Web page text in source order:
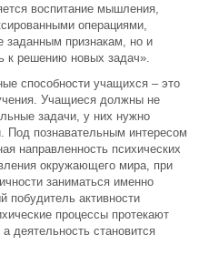
воспитание мышления,
операциями,
признакам, но и
к решению новых задач».
способности учащихся – это
Учащиеся должны не
задачи, у них нужно
Под познавательным интересом
направленность психических
окружающего мира, при
заниматься именно
активности
процессы протекают
деятельность становится